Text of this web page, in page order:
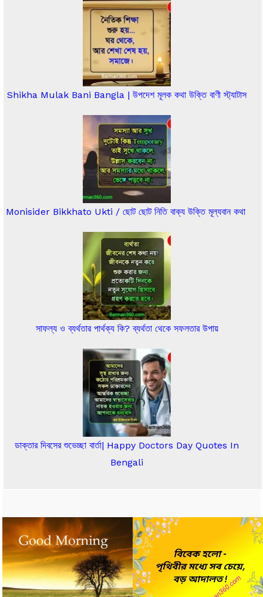
Shikha Mulak Bani Bangla | উপদেশ মূলক কথা উক্তি বাণী স্ট্যাটাস
Monisider Bikkhato Ukti / ছোট ছোট নিতি বাক্য উক্তি মূল্যবান কথা
সাফল্য ও ব্যর্থতার পার্থক্য কি? ব্যর্থতা থেকে সফলতার উপায়
ডাক্তার দিবসের শুভেচ্ছা বার্তা| Happy Doctors Day Quotes In
Bengali